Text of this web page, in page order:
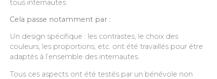
tous internautes.
Cela passe notamment par :
Un design spécifique : les contrastes, le choix des
couleurs, les proportions, etc. ont été travaillés pour être
adaptés à l’ensemble des internautes.
Tous ces aspects ont été testés par un bénévole non